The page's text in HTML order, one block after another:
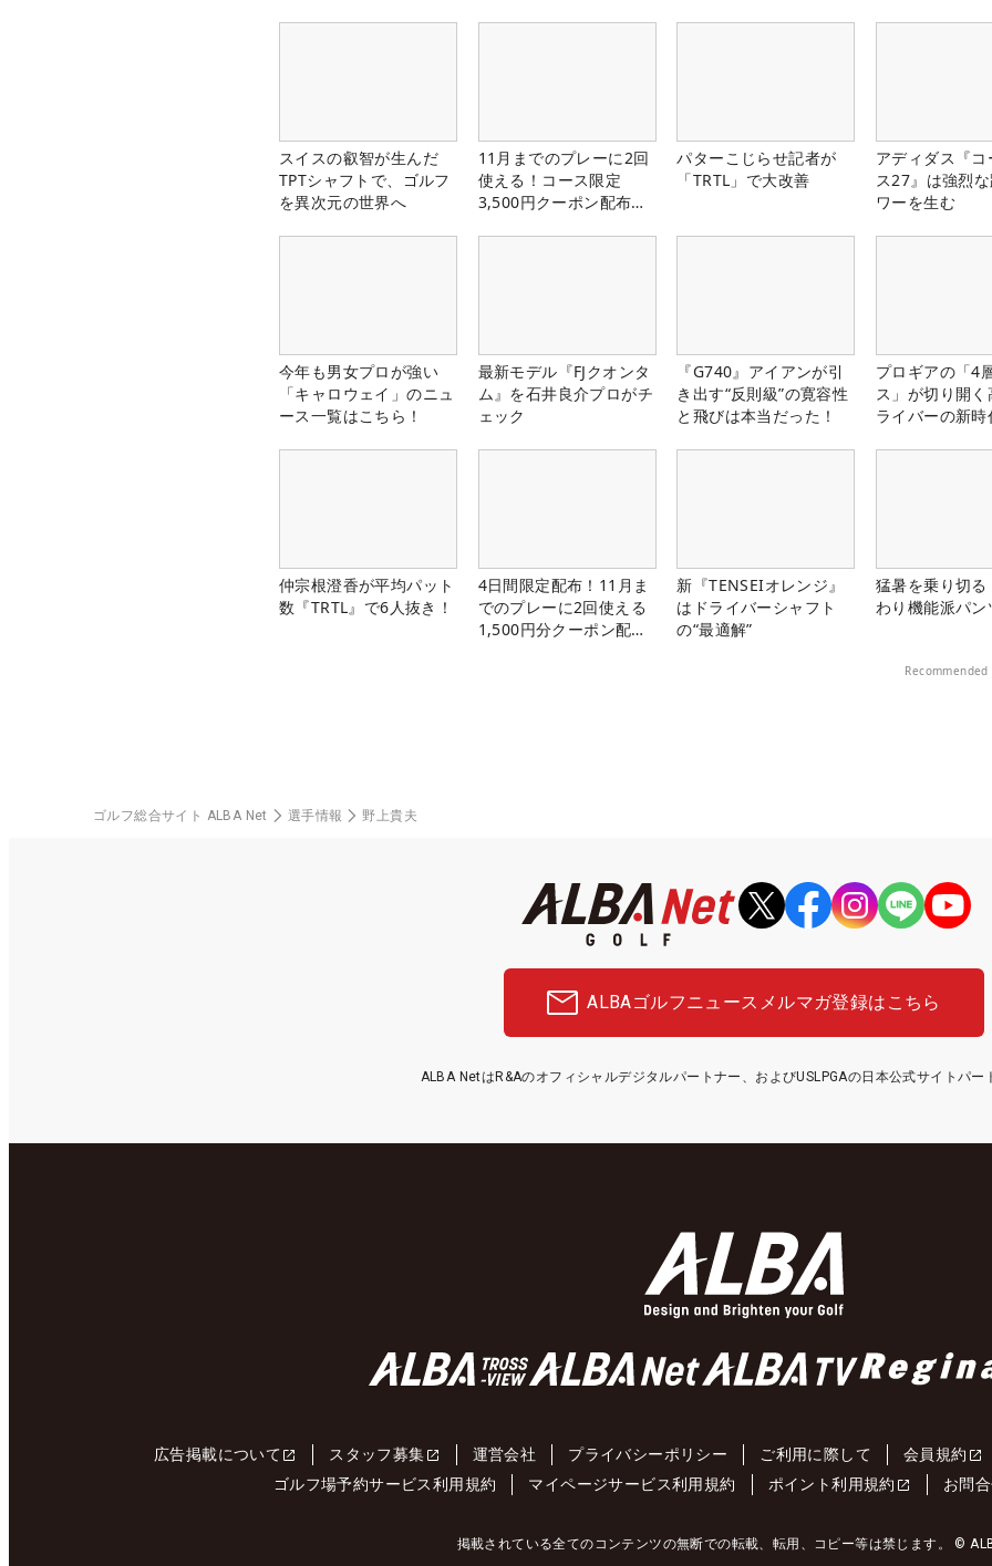
スイスの叡智が生んだ
TPTシャフトで、ゴルフ
を異次元の世界へ
11月までのプレーに2回
使える！コース限定
3,500円クーポン配布
パターこじらせ記者が
「TRTL」で大改善
アディダス『コ
ス27』は強烈
ワーを生む
今年も男女プロが強い
「キャロウェイ」のニュ
ース一覧はこちら！
最新モデル『FJクオンタ
ム』を石井良介プロがチ
ェック
『G740』アイアンが引
き出す“反則級”の寛容性
と飛びは本当だった！
プロギアの「4
ス」が切り開く
ライバーの新時
仲宗根澄香が平均パット
数『TRTL』で6人抜き！
4日間限定配布！11月ま
でのプレーに2回使える
1,500円分クーポン配布
新『TENSEIオレンジ』
はドライバーシャフト
の“最適解”
猛暑を乗り切る
わり機能派パン
Recommended
ゴルフ総合サイト ALBA Net 選手情報 野上貴夫
ALBAゴルフニュース メルマガ登録はこちら
ALBA NetはR&Aのオフィシャルデジタルパートナー、およびUSLPGAの日本公式サイトパー
広告掲載について スタッフ募集 運営会社 プライバシーポリシー ご利用に際して 会員規約
ゴルフ場予約サービス利用規約
マイページサービス利用規約 ポイント利用規約 お問
掲載されている全てのコンテンツの無断での転載、転用、コピー等は禁じます。 ©